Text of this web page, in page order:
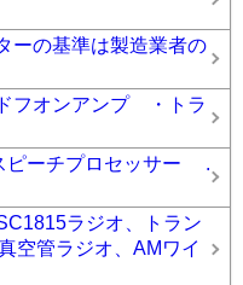
ーの基準は製造業者の
フオンアンプ ・トラ
ピーチプロセッサー .
ラジオ、トラン
空管ラジオ、AMワイ